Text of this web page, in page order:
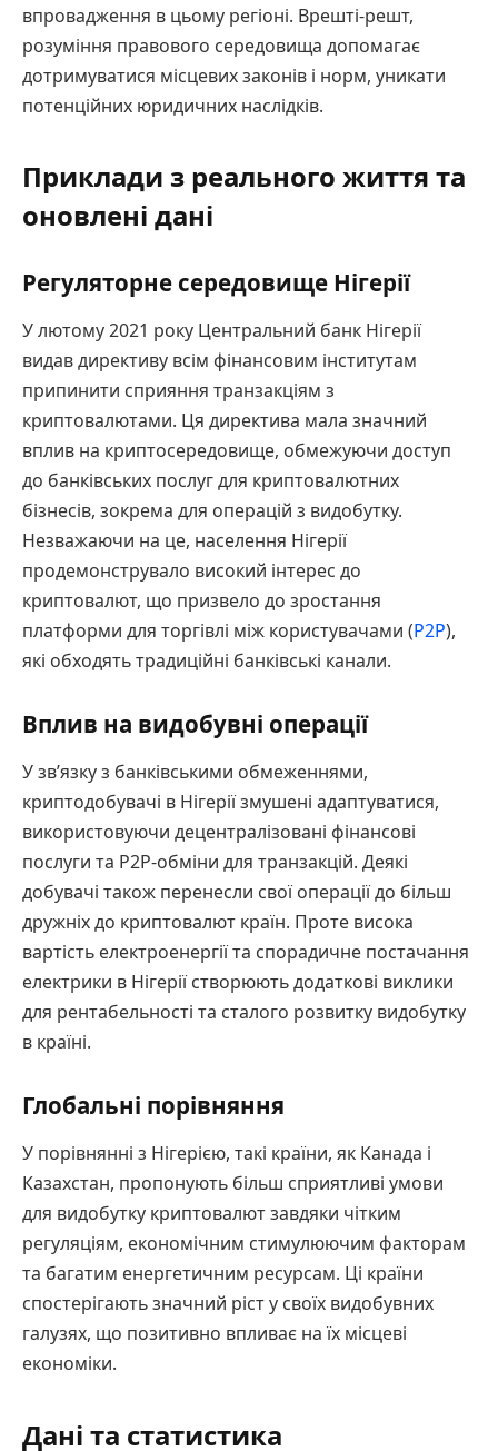
впровадження в цьому регіоні. Врешті-решт,
розуміння правового середовища допомагає
дотримуватися місцевих законів і норм, уникати
потенційних юридичних наслідків.
Приклади з реального життя та
оновлені дані
Регуляторне середовище Нігерії
У лютому 2021 року Центральний банк Нігерії
видав директиву всім фінансовим інститутам
припинити сприяння транзакціям з
криптовалютами. Ця директива мала значний
вплив на криптосередовище, обмежуючи доступ
до банківських послуг для криптовалютних
бізнесів, зокрема для операцій з видобутку.
Незважаючи на це, населення Нігерії
продемонструвало високий інтерес до
криптовалют, що призвело до зростання
платформи для торгівлі між користувачами (P2P),
які обходять традиційні банківські канали.
Вплив на видобувні операції
У зв’язку з банківськими обмеженнями,
криптодобувачі в Нігерії змушені адаптуватися,
використовуючи децентралізовані фінансові
послуги та P2P-обміни для транзакцій. Деякі
добувачі також перенесли свої операції до більш
дружніх до криптовалют країн. Проте висока
вартість електроенергії та спорадичне постачання
електрики в Нігерії створюють додаткові виклики
для рентабельності та сталого розвитку видобутку
в країні.
Глобальні порівняння
У порівнянні з Нігерією, такі країни, як Канада і
Казахстан, пропонують більш сприятливі умови
для видобутку криптовалют завдяки чітким
регуляціям, економічним стимулюючим факторам
та багатим енергетичним ресурсам. Ці країни
спостерігають значний ріст у своїх видобувних
галузях, що позитивно впливає на їх місцеві
економіки.
Дані та статистика